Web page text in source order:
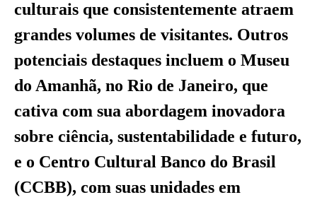
culturais que consistentemente atraem
grandes volumes de visitantes. Outros
potenciais destaques incluem o Museu
do Amanhã, no Rio de Janeiro, que
cativa com sua abordagem inovadora
sobre ciência, sustentabilidade e futuro,
e o Centro Cultural Banco do Brasil
(CCBB), com suas unidades em